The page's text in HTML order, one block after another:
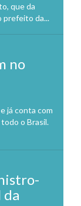
que da
prefeito da...
no
já conta com
o Brasil.
da